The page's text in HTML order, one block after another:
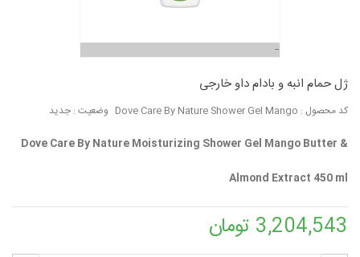
ژل حمام انبه و بادام داو خارجی
کد محصول : Dove Care By Nature Shower Gel Mango وضعیت : جدید
Dove Care By Nature Moisturizing Shower Gel Mango Butter &
Almond Extract 450 ml
3,204,543 تومان